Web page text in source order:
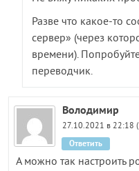
Разве что какое-то
сервер» (через
времени).
переводчик.
Володимир
27.10.2021 в 22:18
А можно так настроить
Ответить